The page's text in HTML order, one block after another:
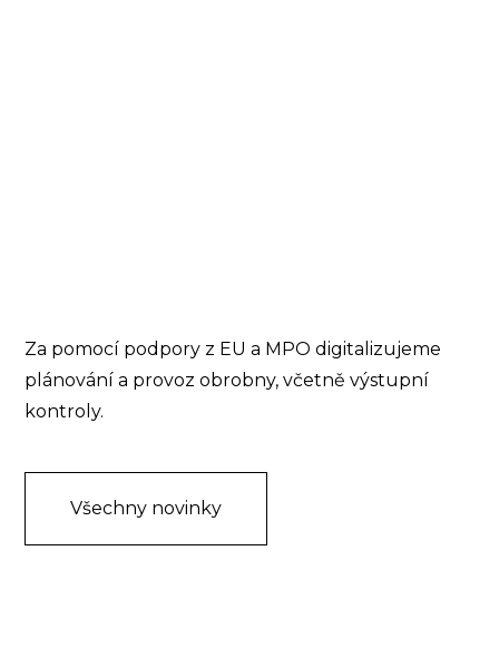
Za pomocí podpory z EU a MPO digitalizujeme
plánování a provoz obrobny, včetně výstupní
kontroly.
Všechny novinky